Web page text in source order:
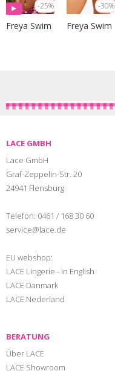
-25%
Freya Swim
-30%
Freya Swim
LACE GMBH
Lace GmbH
Graf-Zeppelin-Str. 20
24941 Flensburg
Telefon: 0461 / 168 30 60
service@lace.de
EU webshop:
LACE Lingerie - in English
LACE Danmark
LACE Nederland
BERATUNG
Über LACE
LACE Showroom